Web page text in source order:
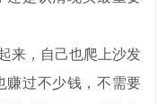
来，自己也爬上沙发
赚过不少钱，不需要